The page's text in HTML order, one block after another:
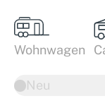
Wohnwagen
Neu